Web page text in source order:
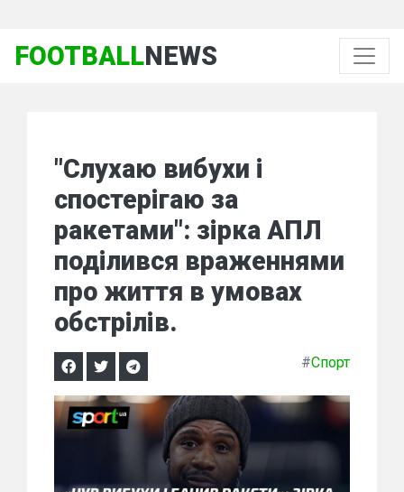
FOOTBALLNEWS
"Слухаю вибухи і
спостерігаю за
ракетами": зірка АПЛ
поділився враженнями
про життя в умовах
обстрілів.
#Спорт